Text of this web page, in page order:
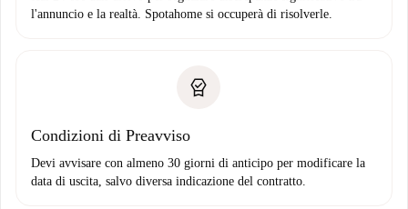
l'annuncio e la realtà. Spotahome si occuperà di risolverle.
Condizioni di Preavviso
Devi avvisare con almeno 30 giorni di anticipo per modificare la
data di uscita, salvo diversa indicazione del contratto.